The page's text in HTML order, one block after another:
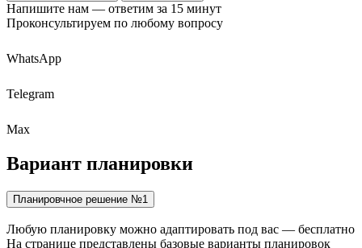
Напишите нам — ответим за 15 минут
Проконсультируем по любому вопросу
WhatsApp
Telegram
Max
Вариант планировки
Планировчное решение №1
Любую планировку можно адаптировать под вас — бесплатно
На странице представлены базовые варианты планировок